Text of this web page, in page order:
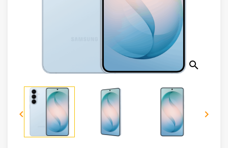
Sécurité
Mobilités
search
 